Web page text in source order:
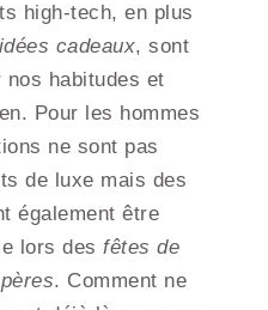
high-tech, en plus
idées cadeaux, sont
habitudes et
Pour les hommes
ne sont pas
de luxe mais des
également être
lors des fêtes de
. Comment ne